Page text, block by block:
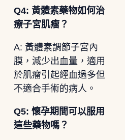
Q4: 黃體素藥物如何治
療子宮肌瘤？
A: 黃體素調節子宮內
膜，減少出血量，適用
於肌瘤引起經血過多但
不適合手術的病人。
Q5: 懷孕期間可以服用
這些藥物嗎？